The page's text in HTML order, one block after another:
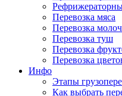
Перевозка мяса
Перевозка
Перевозка туш
Перевозка
Перевозка
Инфо
Этапы
Как выбрать